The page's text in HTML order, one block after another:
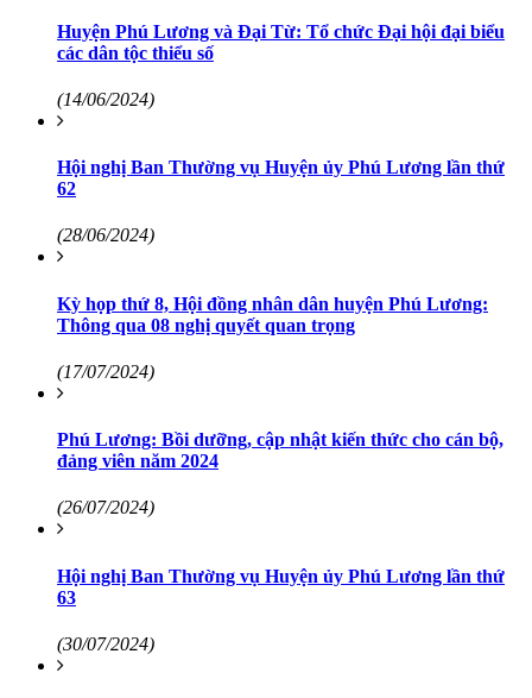
Huyện Phú Lương và Đại Từ: Tổ chức Đại hội đại biểu
các dân tộc thiểu số
(14/06/2024)
Hội nghị Ban Thường vụ Huyện ủy Phú Lương lần thứ
62
(28/06/2024)
Kỳ họp thứ 8, Hội đồng nhân dân huyện Phú Lương:
Thông qua 08 nghị quyết quan trọng
(17/07/2024)
Phú Lương: Bồi dưỡng, cập nhật kiến thức cho cán bộ,
đảng viên năm 2024
(26/07/2024)
Hội nghị Ban Thường vụ Huyện ủy Phú Lương lần thứ
63
(30/07/2024)